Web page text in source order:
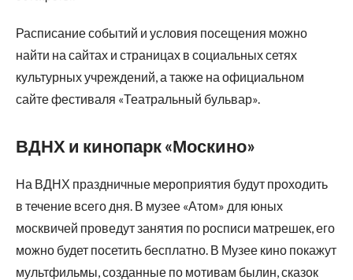
Расписание событий и условия посещения можно
найти на сайтах и страницах в социальных сетях
культурных учреждений, а также на официальном
сайте фестиваля «Театральный бульвар».
ВДНХ и кинопарк «Москино»
На ВДНХ праздничные мероприятия будут проходить
в течение всего дня. В музее «Атом» для юных
москвичей проведут занятия по росписи матрешек, его
можно будет посетить бесплатно. В Музее кино покажут
мультфильмы, созданные по мотивам былин, сказок